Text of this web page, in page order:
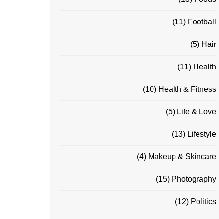
Football
(11)
Hair
(5)
Health
(11)
Health & Fitness
(10)
Life & Love
(5)
Lifestyle
(13)
Makeup & Skincare
(4)
Photography
(15)
Politics
(12)